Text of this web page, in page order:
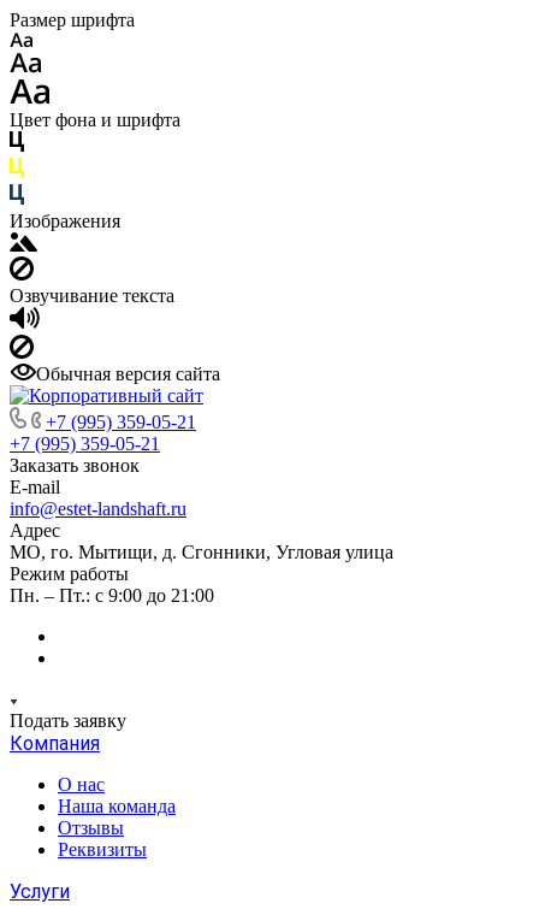
Размер шрифта
Цвет фона и шрифта
Изображения
Озвучивание текста
Обычная версия сайта
+7 (995) 359-05-21
+7 (995) 359-05-21
Заказать звонок
E-mail
info@estet-landshaft.ru
Адрес
МО, го. Мытищи, д. Сгонники, Угловая улица
Режим работы
Пн. – Пт.: с 9:00 до 21:00
Подать заявку
Компания
О нас
Наша команда
Отзывы
Реквизиты
Услуги